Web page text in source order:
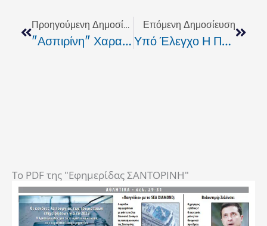
Προηγούμενη Δημοσίευση
"Ασπιρίνη" Χαρακτήρισε Την Αναστολή Της Απεργίας Της ΠΝΟ Ο Πλακιωτάκης
Επόμενη Δημοσίευση
Υπό Έλεγχο Η Πυρκαγιά Σε Εταιρεία Ανακύκλωσης Οχημάτων Στη ΒΙ.ΠΕ Ηρακλείου
To PDF της "Εφημερίδας ΣΑΝΤΟΡΙΝΗ"